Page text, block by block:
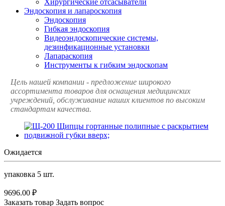
Эндоскопия и лапароскопия
Эндоскопия
Гибкая эндоскопия
Видеоэндоскопические системы,
дезинфикационные установки
Лапараскопия
Инструменты к гибким эндоскопам
Цель нашей компании - предложение широкого
ассортимента товаров для оснащения медицинских
учреждений, обслуживание наших клиентов по высоким
стандартам качества.
Ожидается
упаковка 5 шт.
9696.00 ₽
Заказать товар Задать вопрос